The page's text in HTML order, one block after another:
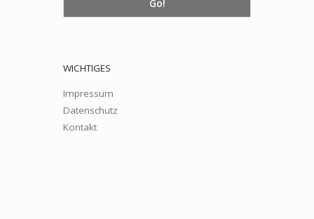
WICHTIGES
Impressum
Datenschutz
Kontakt